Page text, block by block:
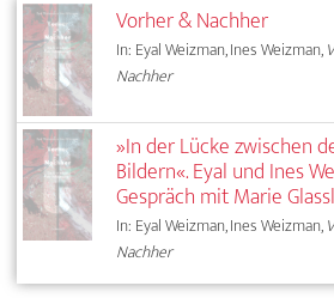
Vorher & Nachher
In: Eyal Weizman, Ines Weizman,
Nachher
»In der Lücke zwischen
Bildern«. Eyal und Ines
Gespräch mit Marie Glassl
In: Eyal Weizman, Ines Weizman,
Nachher